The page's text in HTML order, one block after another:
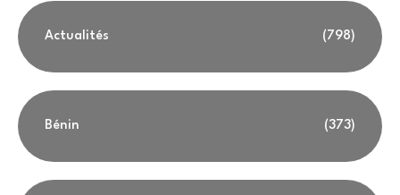
Actualités (798)
Bénin (373)